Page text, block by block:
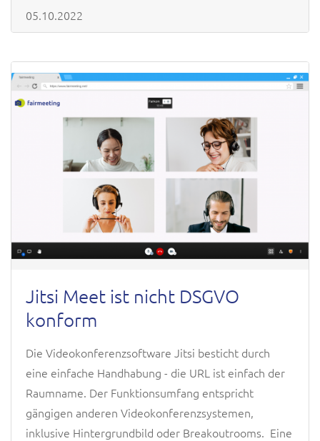
05.10.2022
Jitsi Meet ist nicht DSGVO
konform
Die Videokonferenzsoftware Jitsi besticht durch
eine einfache Handhabung - die URL ist einfach der
Raumname. Der Funktionsumfang entspricht
gängigen anderen Videokonferenzsystemen,
inklusive Hintergrundbild oder Breakoutrooms. Eine